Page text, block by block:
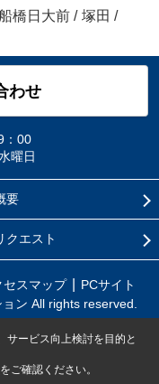
橋日大前 / 塚田 /
わせ
：00
曜日
要
クエスト
セスマップ
PCサイト
ン All rights reserved.
サービス向上検討を目的と
をご確認ください。